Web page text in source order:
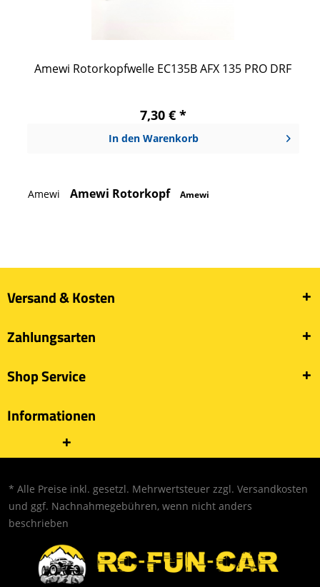
Amewi Rotorkopfwelle EC135B AFX 135 PRO DRF
7,30 € *
In den Warenkorb
Amewi Amewi Rotorkopf Amewi
Versand & Kosten
Zahlungsarten
Shop Service
Informationen
* Alle Preise inkl. gesetzl. Mehrwertsteuer zzgl. Versandkosten
und ggf. Nachnahmegebühren, wenn nicht anders
beschrieben